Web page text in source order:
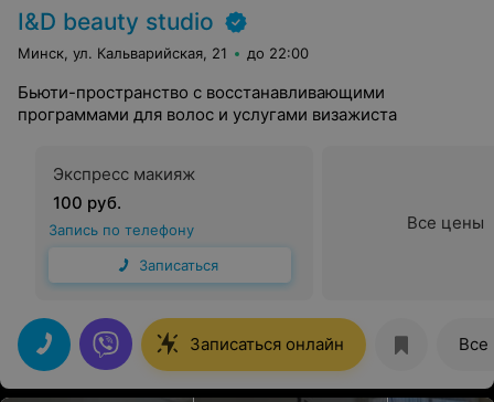
I&D beauty studio
Минск, ул. Кальварийская, 21 до 22:00
Бьюти-пространство с восстанавливающими
программами для волос и услугами визажиста
Экспресс макияж
100 руб.
Запись по телефону
Записаться
Все цены
Записаться онлайн